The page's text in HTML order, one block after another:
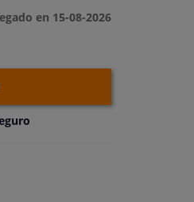
en 15-08-2026